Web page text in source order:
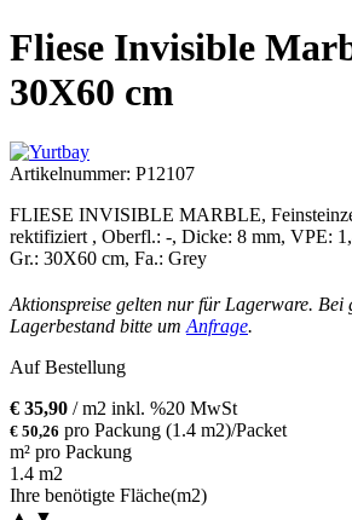
Fliese Invisible
30X60 cm
Artikelnummer: P12107
FLIESE INVISIBLE MARBLE,
rektifiziert , Oberfl.: -, Dicke: 8 mm, VPE:
Gr.: 30X60 cm, Fa.: Grey
Aktionspreise gelten nur für Lagerware. Bei
Lagerbestand bitte um Anfrage.
Auf Bestellung
€ 35,90 / m2 inkl. %20 MwSt
€ 50,26 pro Packung (1.4 m2)/Packet
m² pro Packung
1.4 m2
Ihre benötigte Fläche(m2)